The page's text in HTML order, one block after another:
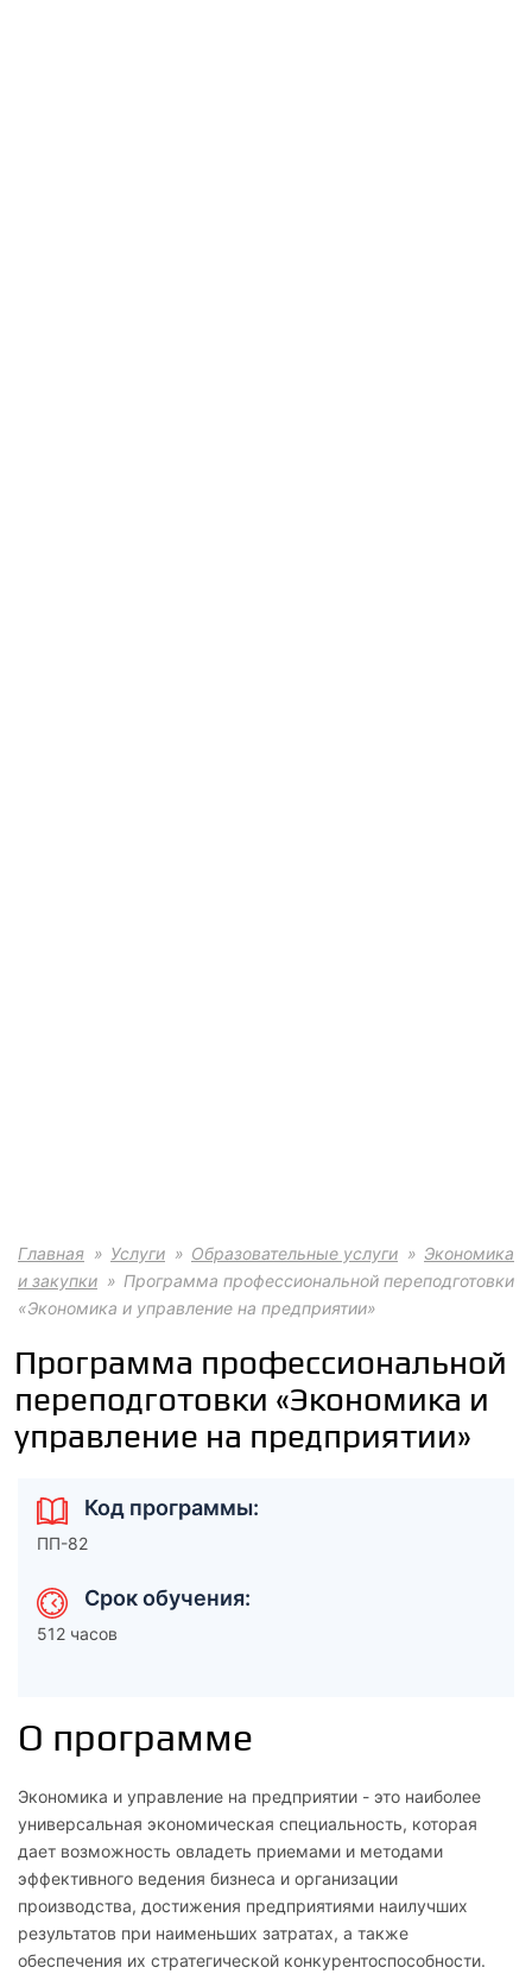
Главная Услуги Образовательные услуги
Экономика
и закупки
Программа профессиональной переподготовки
«Экономика и управление на предприятии»
Программа профессиональной
переподготовки «Экономика и
управление на предприятии»
Код программы:
ПП-82
Срок обучения:
512 часов
О программе
Экономика и управление на предприятии - это наиболее
универсальная экономическая специальность, которая
дает возможность овладеть приемами и методами
эффективного ведения бизнеса и организации
производства, достижения предприятиями наилучших
результатов при наименьших затратах, а также
обеспечения их стратегической конкурентоспособности.